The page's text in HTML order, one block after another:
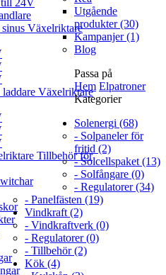
24V
Växelriktare
Växelriktare
Tillbehör för
Utgående
produkter (30)
Kampanjer (1)
Blog
Passa på
Hem Elpatroner
Kategorier
Solenergi (68)
- Solpaneler för
fritid (2)
- Solcellspaket (13)
- Solfångare (0)
- Regulatorer (34)
- Panelfästen (19)
Vindkraft (2)
- Vindkraftverk (0)
- Regulatorer (0)
- Tillbehör (2)
Kök (4)